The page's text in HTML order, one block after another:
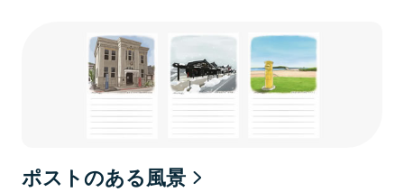
ポストのある風景